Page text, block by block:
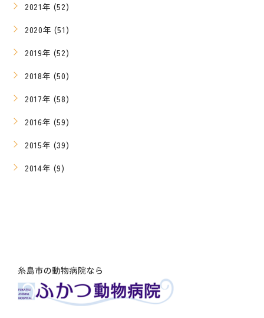
2021年 (52)
2020年 (51)
2019年 (52)
2018年 (50)
2017年 (58)
2016年 (59)
2015年 (39)
2014年 (9)